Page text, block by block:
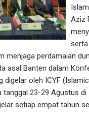
Aziz
menjaga perdamaian
asal Banten dalam
digelar oleh ICYF
tanggal 23-29 Agustus di
setiap empat tahun